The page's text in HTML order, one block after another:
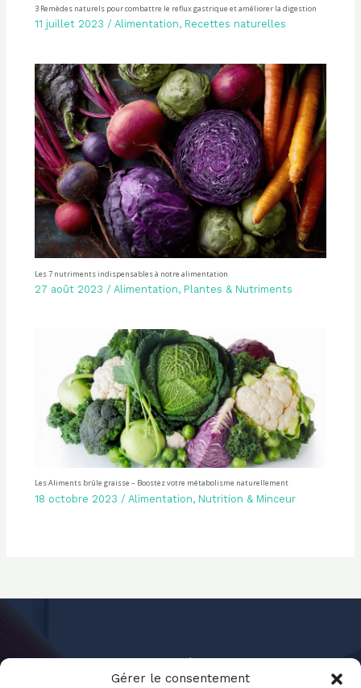
Gérer le consentement
3 Remèdes naturels pour combattre le reflux gastrique et améliorer la digestion
11 juillet 2023 / Alimentation, Recettes naturelles
Les 7 nutriments indispensables à notre alimentation
27 août 2023 / Alimentation, Plantes & Nutriments
Les Aliments brûle graisse – Boostez votre métabolisme naturellement
18 octobre 2023 / Alimentation, Nutrition & Minceur